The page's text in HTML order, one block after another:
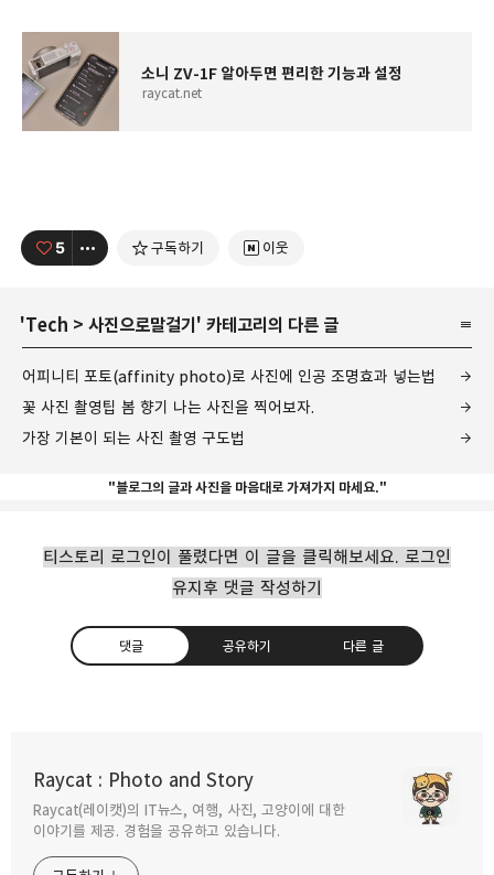
소니 ZV-1F 알아두면 편리한 기능과 설정
raycat.net
5 구독하기 이웃
'Tech > 사진으로말걸기' 카테고리의 다른 글
어피니티 포토(affinity photo)로 사진에 인공 조명효과 넣는법
꽃 사진 촬영팁 봄 향기 나는 사진을 찍어보자.
가장 기본이 되는 사진 촬영 구도법
"블로그의 글과 사진을 마음대로 가져가지 마세요."
티스토리 로그인이 풀렸다면 이 글을 클릭해보세요. 로그인
유지후 댓글 작성하기
댓글 공유하기 다른 글
Raycat : Photo and Story
Raycat(레이캣)의 IT뉴스, 여행, 사진, 고양이에 대한
이야기를 제공. 경험을 공유하고 있습니다.
구독하기 카카오톡
조명효과 넣는법
2022.05.16